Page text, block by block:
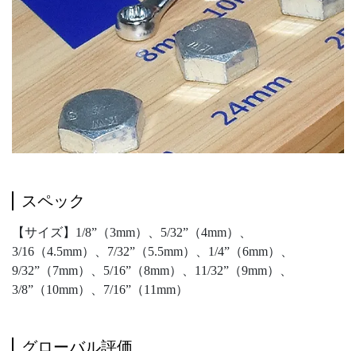
スペック
【サイズ】1/8”（3mm）、5/32”（4mm）、
3/16（4.5mm）、7/32”（5.5mm）、1/4”（6mm）、
9/32”（7mm）、5/16”（8mm）、11/32”（9mm）、
3/8”（10mm）、7/16”（11mm）
グローバル評価